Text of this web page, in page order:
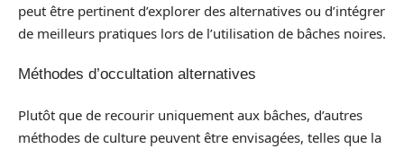
peut être pertinent d’explorer des alternatives ou d’intégrer
de meilleurs pratiques lors de l’utilisation de bâches noires.
Méthodes d’occultation alternatives
Plutôt que de recourir uniquement aux bâches, d’autres
méthodes de culture peuvent être envisagées, telles que la